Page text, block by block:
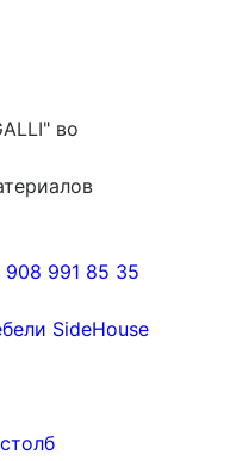
во
908 991 85 35
SideHouse